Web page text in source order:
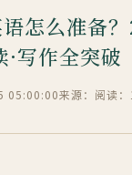
语怎么准备
·写作全突破
05:00:00来源： 阅读